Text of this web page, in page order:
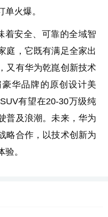
火爆。
着安全、可靠的全域智
庭，它既有满足全家出
又有华为乾崑创新技术
华品牌的原创设计美
有望在20-30万级纯
普及浪潮。未来，华为
略合作，以技术创新为
。